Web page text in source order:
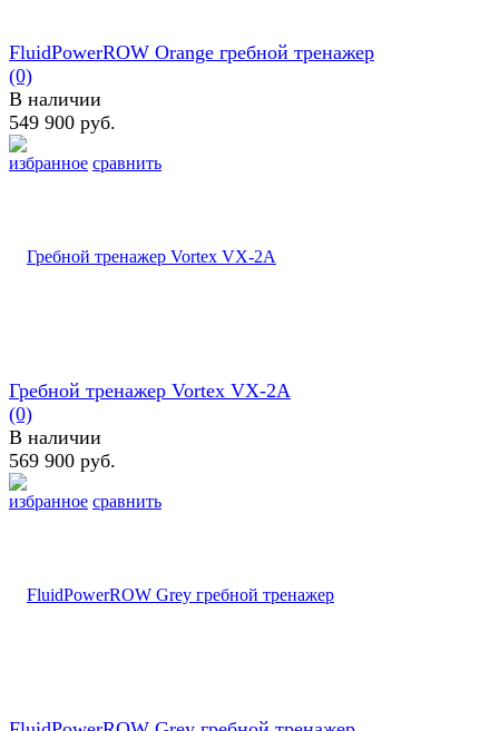
избранное сравнить
FluidPowerROW Orange гребной тренажер
(0)
В наличии
549 900 руб.
избранное сравнить
Гребной тренажер Vortex VX-2А
(0)
В наличии
569 900 руб.